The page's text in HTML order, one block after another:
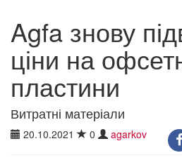
Agfa знову
ціни на
пластини
Витратні матеріали
20.10.2021 0 agarkov